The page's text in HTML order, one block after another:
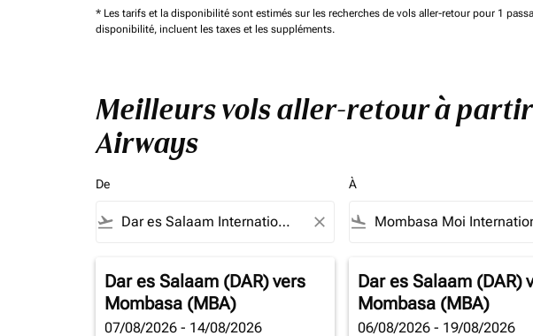
* Les tarifs et la disponibilité sont estimés sur les recherches de vols aller-retour pour 1
disponibilité, incluent les taxes et les suppléments.
Meilleurs vols aller-retour à partir
Airways
De
flight_takeoff close
À
flight_land
Dar es Salaam (DAR)vers
Mombasa (MBA)
07/08/2026 - 14/08/2026
Dar es Salaam (DAR)
Mombasa (MBA)
06/08/2026 - 19/08/2026